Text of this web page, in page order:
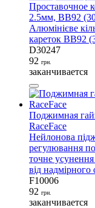
Проставочное
2.5мм, BB92
Алюмінієве
кареток BB92
D30247
92 грн.
заканчивается
Поджимная
RaceFace
Нейлонова
регулювання
точне
від надмірного
F10006
92 грн.
заканчивается